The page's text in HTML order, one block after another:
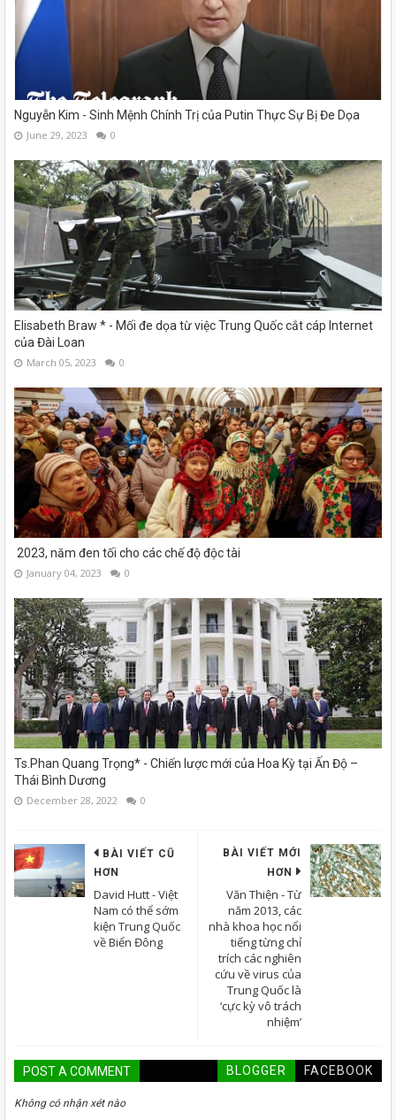
Nguyễn Kim - Sinh Mệnh Chính Trị của Putin Thực Sự Bị Đe Dọa
June 29, 2023 0
Elisabeth Braw * - Mối đe dọa từ việc Trung Quốc cắt cáp Internet
của Đài Loan
March 05, 2023 0
2023, năm đen tối cho các chế độ độc tài
January 04, 2023 0
Ts.Phan Quang Trọng* - Chiến lược mới của Hoa Kỳ tại Ấn Độ –
Thái Bình Dương
December 28, 2022 0
BÀI VIẾT MỚI
HƠN
Văn Thiện - Từ
năm 2013, các
nhà khoa học nổi
tiếng từng chỉ
trích các nghiên
cứu về virus của
Trung Quốc là
‘cực kỳ vô trách
nhiệm’
BÀI VIẾT CŨ
HƠN
David Hutt - Việt
Nam có thể sớm
kiện Trung Quốc
về Biển Đông
POST A COMMENT BLOGGER FACEBOOK
Không có nhận xét nào